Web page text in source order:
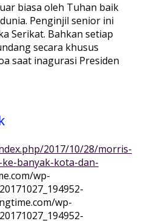
biasa oleh Tuhan baik
Penginjil senior ini
Serikat. Bahkan setiap
secara khusus
saat inagurasi Presiden
2017/10/28/morris-
banyak-kota-dan-
wp-
wp-